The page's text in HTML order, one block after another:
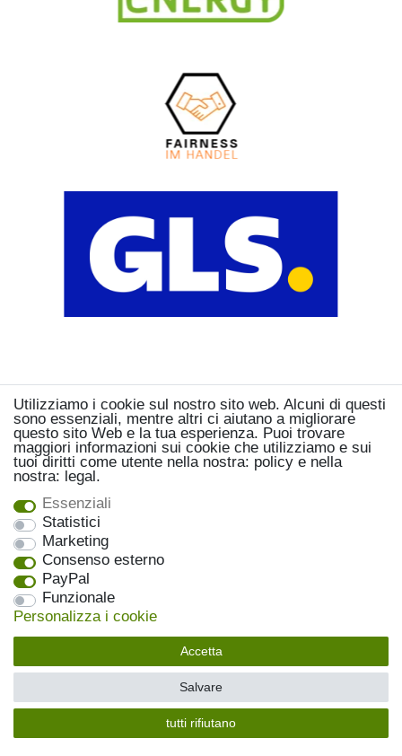
Utilizziamo i cookie sul nostro sito web. Alcuni di questi
sono essenziali, mentre altri ci aiutano a migliorare
questo sito Web e la tua esperienza. Puoi trovare
maggiori informazioni sui cookie che utilizziamo e sui
tuoi diritti come utente nella nostra: policy e nella
nostra: legal.
Essenziali
Statistici
Marketing
Consenso esterno
PayPal
Funzionale
Personalizza i cookie
Accetta
tutti rifiutano
Salvare